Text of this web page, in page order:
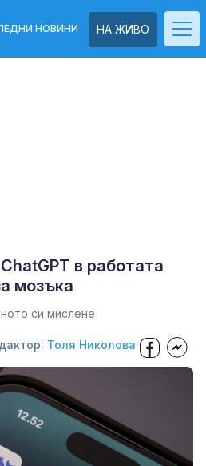
НА ЖИВО
НОВИНИ
в работата
мозъка
си мислене
Толя Николова